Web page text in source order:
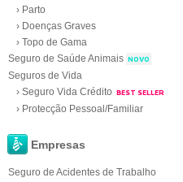
› Parto
› Doenças Graves
› Topo de Gama
Seguro de Saúde Animais NOVO
Seguros de Vida
› Seguro Vida Crédito BEST SELLER
› Protecção Pessoal/Familiar
Empresas
Seguro de Acidentes de Trabalho